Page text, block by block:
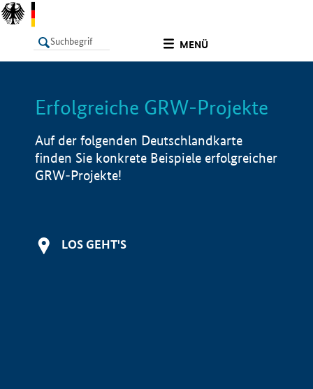
MENÜ
LISTE Info
Erfolgreiche GRW-Projekte
Auf der folgenden Deutschlandkarte
finden Sie konkrete Beispiele erfolgreicher
GRW-Projekte!
LOS GEHT'S